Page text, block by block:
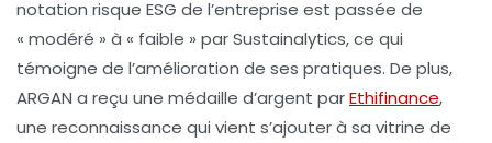
notation risque ESG de l’entreprise est passée de
« modéré » à « faible » par Sustainalytics, ce qui
témoigne de l’amélioration de ses pratiques. De plus,
ARGAN a reçu une médaille d’argent parEthifinance,
une reconnaissance qui vient s’ajouter à sa vitrine de